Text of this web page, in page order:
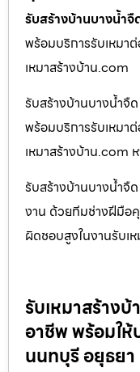
รับสร้างบ้านบางน้ำจื
พร้อมบริการรับเหมา
เหมาสร้างบ้าน.com
รับสร้างบ้านบางน้ำจื
พร้อมบริการรับเหมา
เหมาสร้างบ้าน.com
รับสร้างบ้านบางน้ำจื
งาน ด้วยทีมช่างฝีมือ
ผิดชอบสูงในงานรับเ
รับเหมาสร้าง
อาชีพ พร้อมใ
นนทบุรี อยุธยา